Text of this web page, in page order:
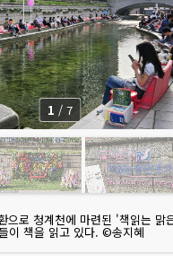
으로 청계천에 마련된 '책읽는 맑
이 책을 읽고 있다. ©송지혜
1 / 7